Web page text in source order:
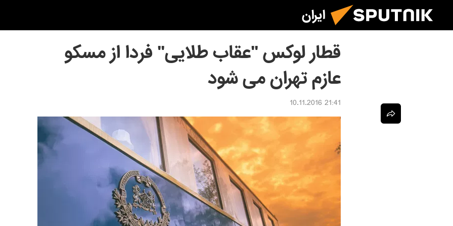
ایران
قطار لوکس "عقاب طلایی" فردا از مسکو
عازم تهران می شود
21:41 10.11.2016